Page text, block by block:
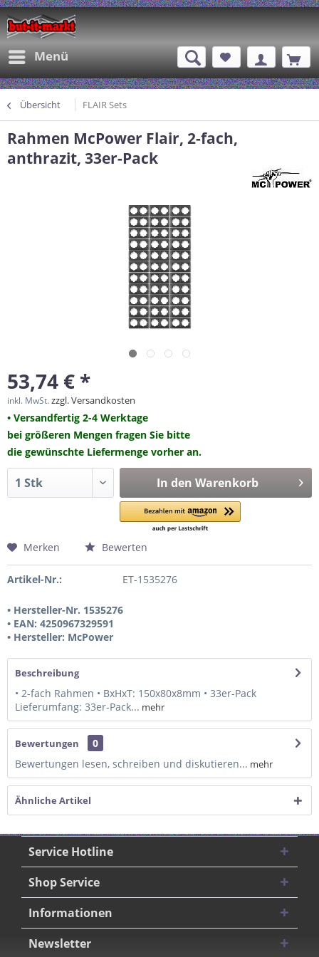
Menü
Übersicht FLAIR Sets
Rahmen McPower Flair, 2-fach,
anthrazit, 33er-Pack
53,74 € *
inkl. MwSt.zzgl. Versandkosten
• Versandfertig 2-4 Werktage
bei größeren Mengen fragen Sie bitte
die gewünschte Liefermenge vorher an.
In den Warenkorb
Merken Bewerten
Artikel-Nr.: ET-1535276
• Hersteller-Nr. 1535276
• EAN: 4250967329591
• Hersteller: McPower
Beschreibung
• 2-fach Rahmen • BxHxT: 150x80x8mm • 33er-Pack
Lieferumfang: 33er-Pack... mehr
Bewertungen
0
Bewertungen lesen, schreiben und diskutieren... mehr
Ähnliche Artikel
Service Hotline
Shop Service
Informationen
Newsletter